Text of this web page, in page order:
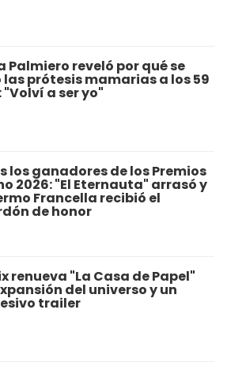
Palmiero reveló por qué se
prótesis mamarias a los 59
"Volví a ser yo"
los ganadores de los Premios
2026: "El Eternauta" arrasó y
Francella recibió el
de honor
renueva "La Casa de Papel"
del universo y un
trailer